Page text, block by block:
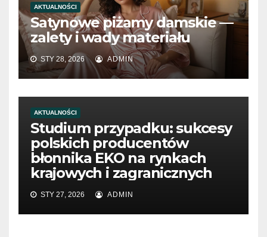
AKTUALNOŚCI
Satynowe piżamy damskie —
zalety i wady materiału
STY 28, 2026 ADMIN
AKTUALNOŚCI
Studium przypadku: sukcesy
polskich producentów
błonnika EKO na rynkach
krajowych i zagranicznych
STY 27, 2026 ADMIN